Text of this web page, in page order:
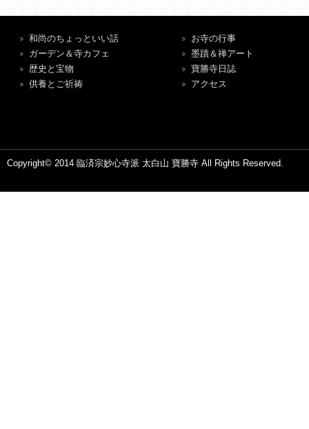
和尚のちょっといい話
ガーデン＆寺カフェ
歴史と宝物
供養とご祈祷
お寺の行事
墨蹟＆禅アート
寶勝寺日誌
アクセス
Copyright© 2014 臨済宗妙心寺派 太白山 寶勝寺 All Rights Reserved.